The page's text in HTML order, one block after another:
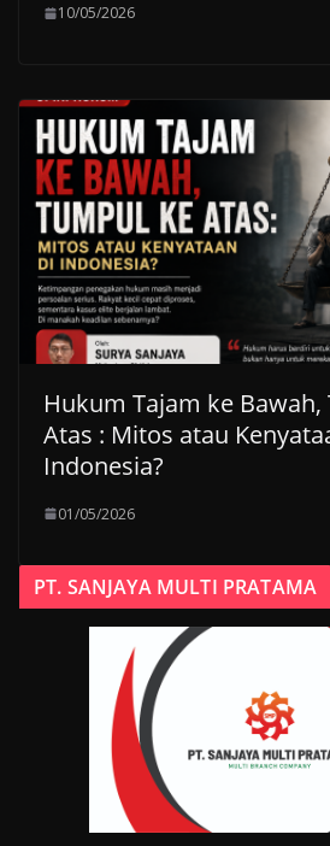
10/05/2026
Hukum Tajam ke
Atas : Mitos atau
Indonesia?
01/05/2026
PT. SANJAYA MULTI PRATAMA